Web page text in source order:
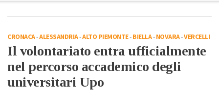
CRONACA-ALESSANDRIA-ALTO PIEMONTE-BIELLA-NOVARA-VERCELLI
Il volontariato entra ufficialmente
nel percorso accademico degli
universitari Upo